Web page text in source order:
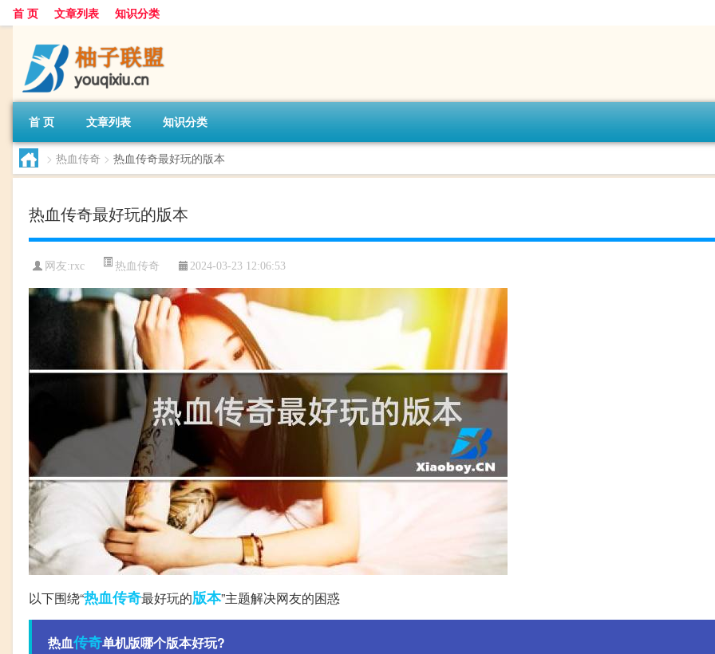
首 页 文章列表 知识分类
首 页 文章列表 知识分类
> 热血传奇 > 热血传奇最好玩的版本
热血传奇最好玩的版本
网友:rxc 热血传奇 2024-03-23 12:06:53
以下围绕“热血传奇最好玩的版本”主题解决网友的困惑
热血传奇单机版哪个版本好玩?